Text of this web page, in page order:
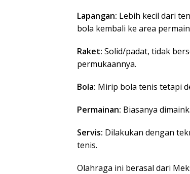
Lapangan: Lebih kecil dari
bola kembali ke area
Raket: Solid/padat, tidak
permukaannya.
Bola: Mirip bola tenis tetapi
Permainan: Biasanya
Servis: Dilakukan dengan
tenis.
Olahraga ini berasal dari